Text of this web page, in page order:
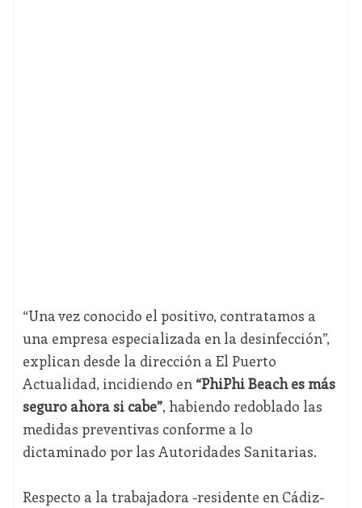
“Una vez conocido el positivo, contratamos a
una empresa especializada en la desinfección”,
explican desde la dirección a El Puerto
Actualidad, incidiendo en “PhiPhi Beach es más
seguro ahora si cabe”, habiendo redoblado las
medidas preventivas conforme a lo
dictaminado por las Autoridades Sanitarias.
Respecto a la trabajadora -residente en Cádiz-